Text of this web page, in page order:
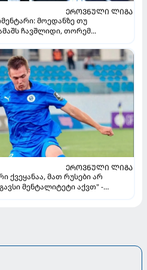
ᲔᲠᲝᲕᲜᲣᲚᲘ ᲚᲘᲒᲐ
მოედანზე თუ
ჩავშლიდი, თორემ...
ᲔᲠᲝᲕᲜᲣᲚᲘ ᲚᲘᲒᲐ
ქვეყანაა, მათ რუსები არ
მენტალიტეტი აქვთ" -